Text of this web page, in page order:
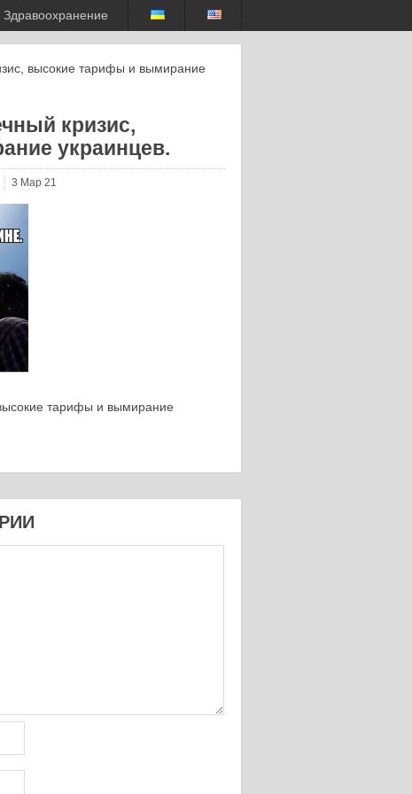
Здравоохранение
высокие тарифы и вымирание
кризис,
украинцев.
3 Мар 21
тарифы и вымирание